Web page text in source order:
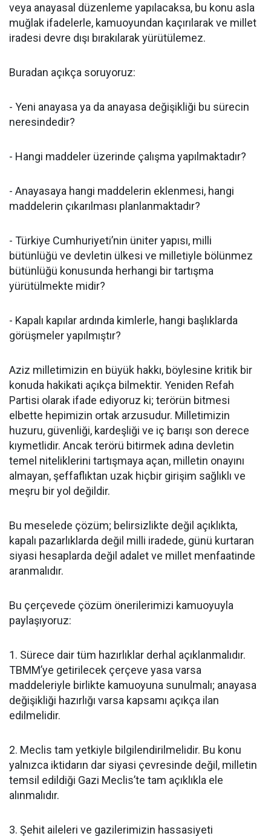
veya anayasal düzenleme yapılacaksa, bu konu asla
muğlak ifadelerle, kamuoyundan kaçırılarak ve millet
iradesi devre dışı bırakılarak yürütülemez.
Buradan açıkça soruyoruz:
- Yeni anayasa ya da anayasa değişikliği bu sürecin
neresindedir?
- Hangi maddeler üzerinde çalışma yapılmaktadır?
- Anayasaya hangi maddelerin eklenmesi, hangi
maddelerin çıkarılması planlanmaktadır?
- Türkiye Cumhuriyeti’nin üniter yapısı, milli
bütünlüğü ve devletin ülkesi ve milletiyle bölünmez
bütünlüğü konusunda herhangi bir tartışma
yürütülmekte midir?
- Kapalı kapılar ardında kimlerle, hangi başlıklarda
görüşmeler yapılmıştır?
Aziz milletimizin en büyük hakkı, böylesine kritik bir
konuda hakikati açıkça bilmektir. Yeniden Refah
Partisi olarak ifade ediyoruz ki; terörün bitmesi
elbette hepimizin ortak arzusudur. Milletimizin
huzuru, güvenliği, kardeşliği ve iç barışı son derece
kıymetlidir. Ancak terörü bitirmek adına devletin
temel niteliklerini tartışmaya açan, milletin onayını
almayan, şeffaflıktan uzak hiçbir girişim sağlıklı ve
meşru bir yol değildir.
Bu meselede çözüm; belirsizlikte değil açıklıkta,
kapalı pazarlıklarda değil milli iradede, günü kurtaran
siyasi hesaplarda değil adalet ve millet menfaatinde
aranmalıdır.
Bu çerçevede çözüm önerilerimizi kamuoyuyla
paylaşıyoruz:
1. Sürece dair tüm hazırlıklar derhal açıklanmalıdır.
TBMM’ye getirilecek çerçeve yasa varsa
maddeleriyle birlikte kamuoyuna sunulmalı; anayasa
değişikliği hazırlığı varsa kapsamı açıkça ilan
edilmelidir.
2. Meclis tam yetkiyle bilgilendirilmelidir. Bu konu
yalnızca iktidarın dar siyasi çevresinde değil, milletin
temsil edildiği Gazi Meclis’te tam açıklıkla ele
alınmalıdır.
3. Şehit aileleri ve gazilerimizin hassasiyeti